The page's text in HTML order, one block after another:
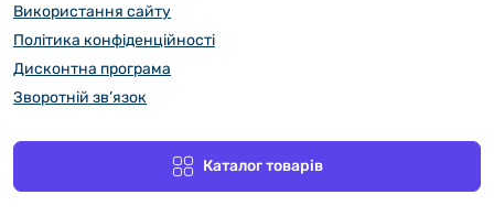
Використання сайту
Політика конфіденційності
Дисконтна програма
Зворотній зв’язок
Каталог товарів